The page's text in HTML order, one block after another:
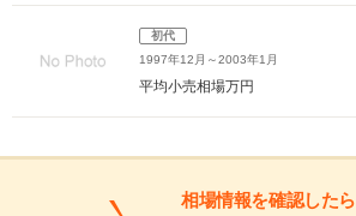
初代
1997年12月～2003年1月
平均小売相場万円
相場情報を確認したら